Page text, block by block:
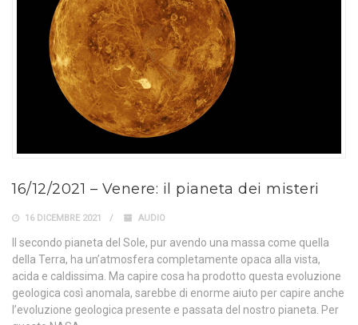
16/12/2021 – Venere: il pianeta dei misteri
16 DICEMBRE 2021 AUDIO
Il secondo pianeta del Sole, pur avendo una massa come quella
della Terra, ha un’atmosfera completamente opaca alla vista,
acida e caldissima. Ma capire cosa ha prodotto questa evoluzione
geologica così anomala, sarebbe di enorme aiuto per capire anche
l’evoluzione geologica presente e passata del nostro pianeta. Per